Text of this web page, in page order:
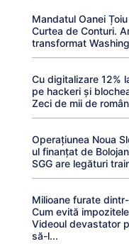
Mandatul Oanei
Curtea de Conturi.
transformat
Cu digitalizare 12%
pe hackeri și
Zeci de mii de
Operațiunea Noua
ul finanțat de
SGG are legături
Milioane furate
Cum evită
Videoul devastator
să-l...